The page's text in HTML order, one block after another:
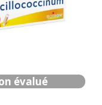
évalué